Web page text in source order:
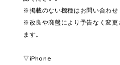
※掲載のない機種はお問い合わせ
※改良や廃盤により予告なく変
ます。
▽iPhone